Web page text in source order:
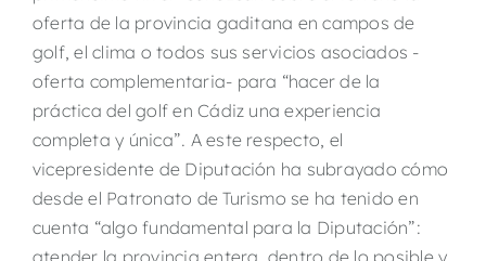
oferta de la provincia gaditana en campos de
golf, el clima o todos sus servicios asociados -
oferta complementaria- para “hacer de la
práctica del golf en Cádiz una experiencia
completa y única”. A este respecto, el
vicepresidente de Diputación ha subrayado cómo
desde el Patronato de Turismo se ha tenido en
cuenta “algo fundamental para la Diputación”: